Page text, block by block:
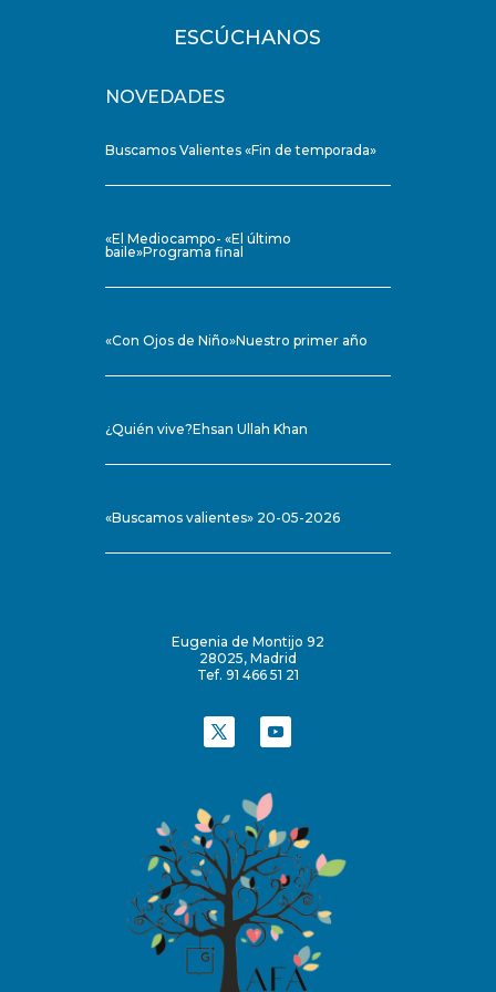
ESCÚCHANOS
NOVEDADES
Buscamos Valientes «Fin de temporada»
«El Mediocampo- «El último
baile»Programa final
«Con Ojos de Niño»Nuestro primer año
¿Quién vive?Ehsan Ullah Khan
«Buscamos valientes» 20-05-2026
Eugenia de Montijo 92
28025, Madrid
Tef. 91 466 51 21